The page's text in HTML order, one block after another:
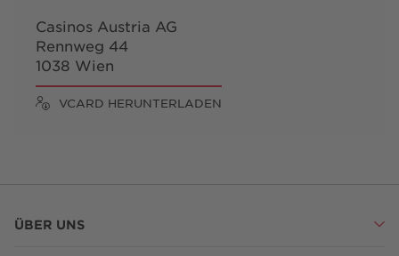
Casinos Austria AG
Rennweg 44
1038 Wien
VCARD HERUNTERLADEN
ÜBER UNS